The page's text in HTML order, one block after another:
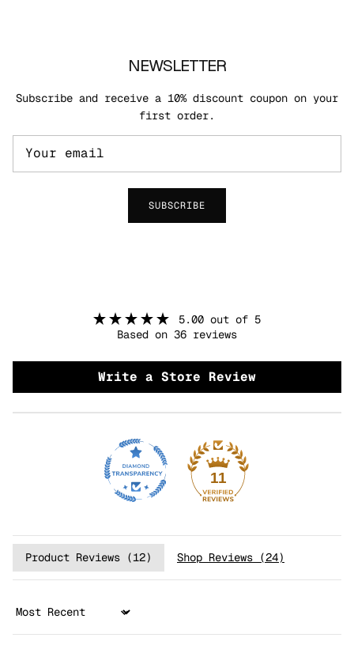
NEWSLETTER
Subscribe and receive a 10% discount coupon on your
first order.
SUBSCRIBE
5.00 out of 5
Based on 36 reviews
Write a Store Review
11
Product Reviews (12) Shop Reviews (24)
Sort by